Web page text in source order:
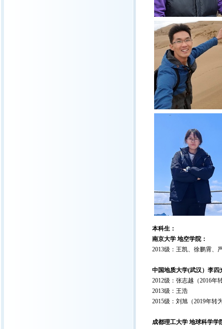
本科生：
南京大学 地空学院：
2013级：王凯、徐鹏霄、
中国地质大学(武汉）李四
2012级：张志越（2016年
2013级：王浩
2015级：刘旭（2019年转
成都理工大学 地球科学学